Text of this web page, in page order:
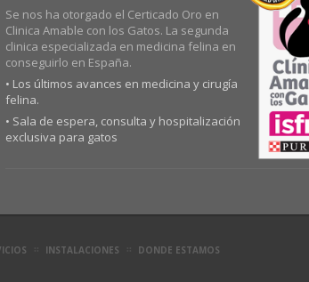
Se nos ha otorgado el Certicado Oro en
Clinica Amable con los Gatos. La segunda
clinica especializada en medicina felina en
conseguirlo en España.
• Los últimos avances en medicina y cirugía
felina.
• Sala de espera, consulta y hospitalización
exclusiva para gatos
INSTALACIONES DONDE ESTAMOS